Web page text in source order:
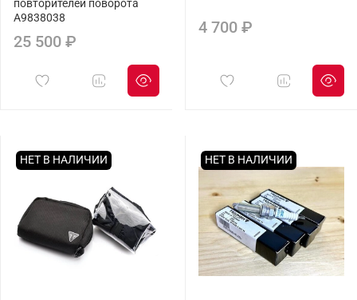
повторителей поворота
A9838038
25 500 ₽
4 700 ₽
НЕТ В НАЛИЧИИ НЕТ В НАЛИЧИИ